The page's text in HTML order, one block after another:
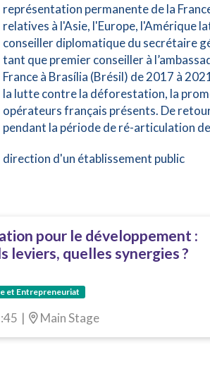
représentation permanente de la
relatives à l'Asie, l'Europe, l'Amérique
conseiller diplomatique du secrétaire
tant que premier conseiller à
France à Brasília (Brésil) de 2017 à
la lutte contre la déforestation, la
opérateurs français présents. De
pendant la période de ré-articulation
direction d'un établissement public
pour le développement :
leviers, quelles synergies ?
et Entrepreneuriat
| Main Stage